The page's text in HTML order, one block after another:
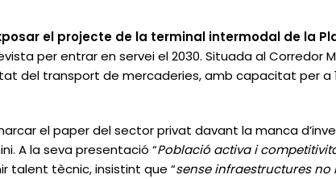
el projecte de la terminal intermodal de la
per entrar en servei el 2030. Situada al Corredor
del transport de mercaderies, amb capacitat per a
el paper del sector privat davant la manca
A la seva presentació “Població activa i
talent tècnic, insistint que “sense infraestructures